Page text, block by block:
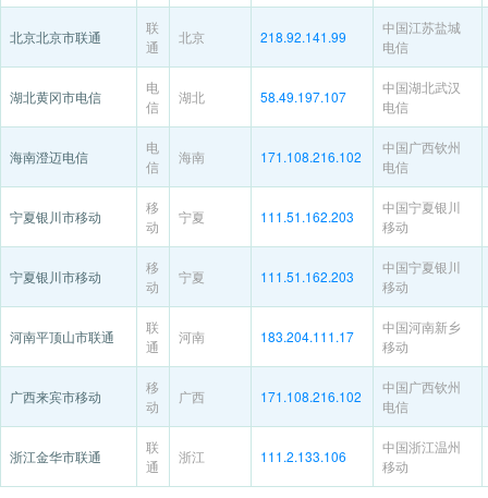
北京北京市联通
联
通
北京 218.92.141.99
中国江苏盐城
电信
湖北黄冈市电信
电
信
湖北 58.49.197.107
中国湖北武汉
电信
海南澄迈电信
电
信
海南 171.108.216.102
中国广西钦州
电信
宁夏银川市移动
移
动
宁夏 111.51.162.203
中国宁夏银川
移动
宁夏银川市移动
移
动
宁夏 111.51.162.203
中国宁夏银川
移动
河南平顶山市联通
联
通
河南 183.204.111.17
中国河南新乡
移动
广西来宾市移动
移
动
广西 171.108.216.102
中国广西钦州
电信
浙江金华市联通
联
通
浙江 111.2.133.106
中国浙江温州
移动